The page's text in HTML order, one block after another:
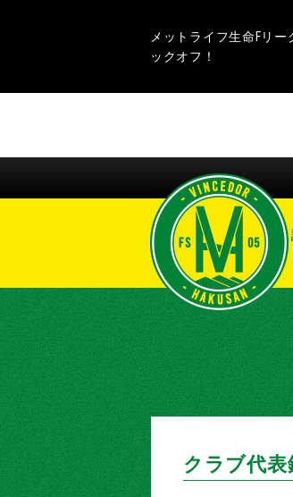
メットライフ生命Fリ
ックオフ！
ニュース
NEWS
クラブ代